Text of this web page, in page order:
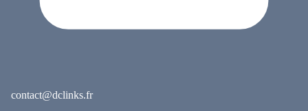
contact@dclinks.fr